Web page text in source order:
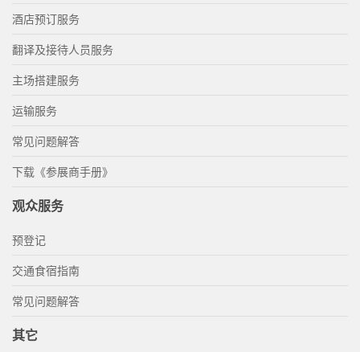
酒店预订服务
翻译及接待人员服务
主场搭建服务
运输服务
常见问题解答
下载《参展商手册》
观众服务
预登记
交通食宿指南
常见问题解答
其它